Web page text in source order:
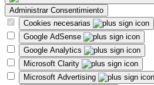
Administrar Consentimiento
Cookies necesarias
Google AdSense
Google Analytics
Microsoft Clarity
Microsoft Advertising